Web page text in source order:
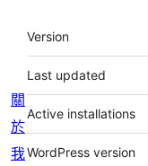
其
它
Version
Last updated
Active installations
WordPress version
關
於
我